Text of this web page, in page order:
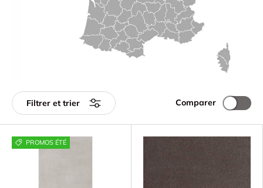
Filtrer et trier Comparer
PROMOS ÉTÉ